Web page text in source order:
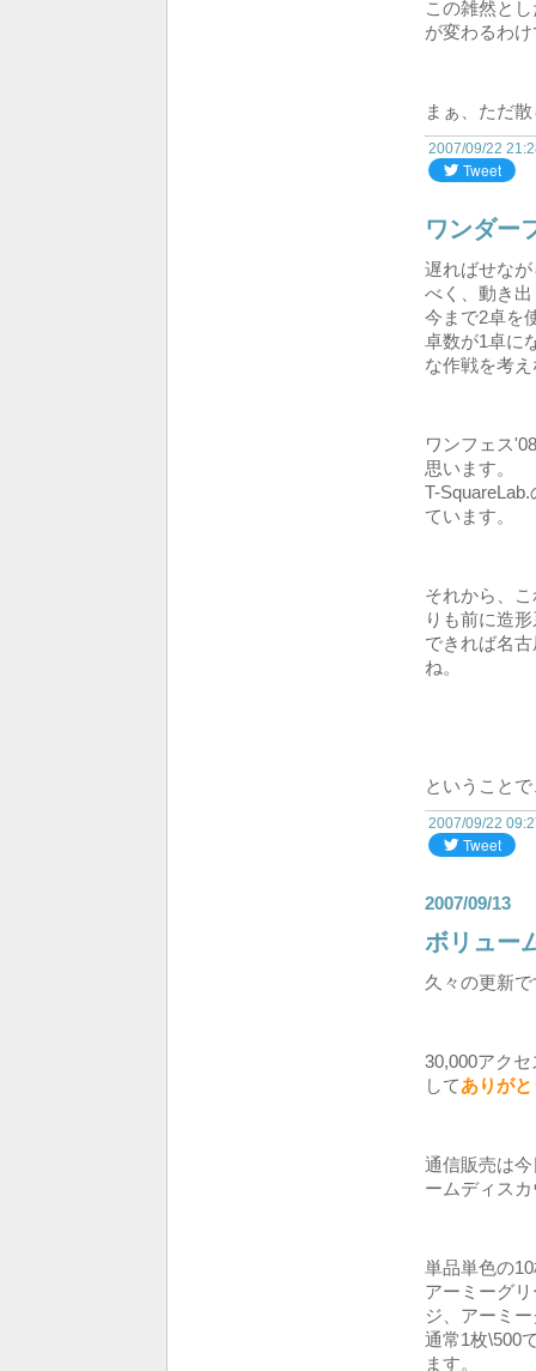
この雑然と
が変わるわ
まぁ、ただ
2007/09/22
ワンダー
遅ればせな
べく、動き
今まで2卓を
卓数が1卓に
な作戦を考
ワンフェス
思います。
T-
ています。
それから、
りも前に造
できれば名
ね。
ということ
2007/09/22
2007/09/13
ボリュー
久々の更新
30,000アク
してありが
通信販売は
ームディス
単品単色の
アーミーグ
ジ、アーミ
通常1枚\500
ます。